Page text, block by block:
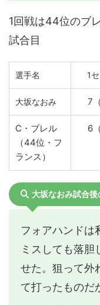
1回戦は44位のブ
試合目
選手名 1
大坂なおみ 7
C・ブレル
（44位・フ
ランス）
6
大坂なおみ試合後
フォアハンドは
ミスしても落胆
せた。狙って外
て打ったものだ